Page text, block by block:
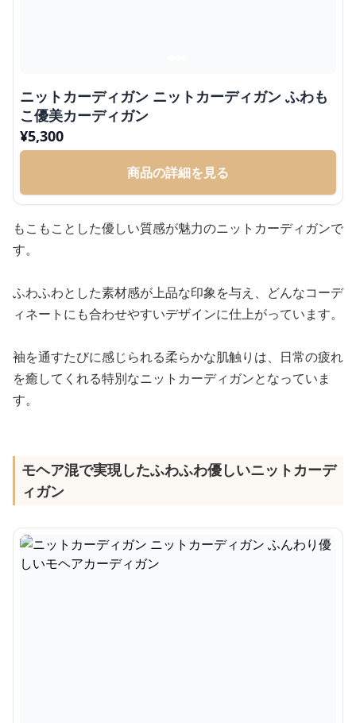
ニットカーディガン ニットカーディガン ふわも
こ優美カーディガン
¥5,300
商品の詳細を見る
もこもことした優しい質感が魅力のニットカーディガンで
す。
ふわふわとした素材感が上品な印象を与え、どんなコーデ
ィネートにも合わせやすいデザインに仕上がっています。
袖を通すたびに感じられる柔らかな肌触りは、日常の疲れ
を癒してくれる特別なニットカーディガンとなっていま
す。
モヘア混で実現したふわふわ優しいニットカーデ
ィガン